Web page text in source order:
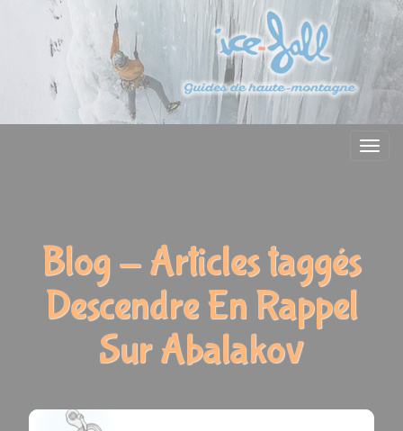
Menu
Blog - Articles taggés
Descendre En Rappel
Sur Abalakov